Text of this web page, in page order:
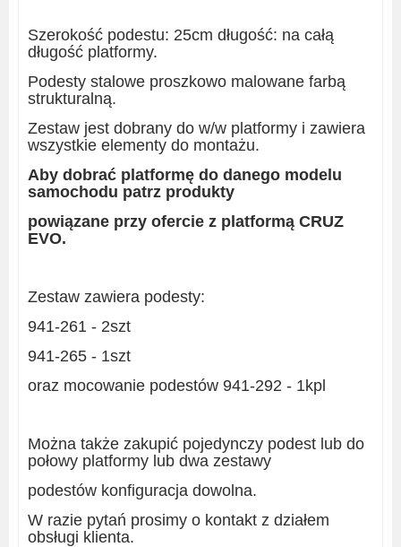
Szerokość podestu: 25cm długość: na całą
długość platformy.
Podesty stalowe proszkowo malowane farbą
strukturalną.
Zestaw jest dobrany do w/w platformy i zawiera
wszystkie elementy do montażu.
Aby dobrać platformę do danego modelu
samochodu patrz produkty
powiązane przy ofercie z platformą CRUZ
EVO.
Zestaw zawiera podesty:
941-261 - 2szt
941-265 - 1szt
oraz mocowanie podestów 941-292 - 1kpl
Można także zakupić pojedynczy podest lub do
połowy platformy lub dwa zestawy
podestów konfiguracja dowolna.
W razie pytań prosimy o kontakt z działem
obsługi klienta.